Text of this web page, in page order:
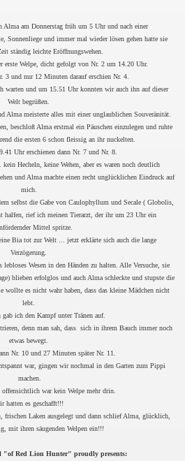
Alma am Donnerstag früh um 5 Uhr und nach einer
Sonnenliege und immer mal wieder lösen gehen hatte sie
ständig leichte Eröffnungswehen.
erste Welpe, dicht gefolgt von Nr. 2 um 14.20 Uhr.
3 und nur 12 Minuten darauf erschien Nr. 4.
warten und um 15.51 Uhr konnten wir auch ihn auf dieser
Welt begrüßen.
Alma meisterte alles mit einer unglaublichen Souveränität.
beschloß Alma erstmal ein Päuschen einzulegen und ruhte
die ersten 6 schon fleissig an ihr nuckelten.
Uhr erschienen dann Nr. 7 und Nr. 8.
Hecheln, keine Wehen, aber es waren noch deutlich
und Alma machte einen recht unglücklichen Eindruck auf
mich.
selbst die Gabe von Caulophyllum und Secale ( Globolis,
halfen, rief ich meinen Tierarzt, der ihr um 23 Uhr ein
Mittel spritze.
Bia tot zur Welt ... jetzt erklärte sich auch die lange
Verzögerung.
Wesen in den Händen zu halten. Alle Versuche, sie
blieben erfolglos und auch Alma schleckte und stupste die
wollte es nicht wahr haben, dass das kleine Mädchen nicht
lebt.
ich den Kampf unter Tränen auf.
denn man sah, dass sich in ihrem Bauch immer noch
etwas bewegt.
Nr. 10 und 27 Minuten später Nr. 11.
war, gingen wir nochmal in den Garten zum Pippi
machen.
offensichtlich war kein Welpe mehr drin.
hatten es geschafft!!!
Laken ausgelegt und dann schlief Alma, glücklich,
mit ihren säugenden Welpen ein!!!
"of Red Lion Hunter" proudly presents: